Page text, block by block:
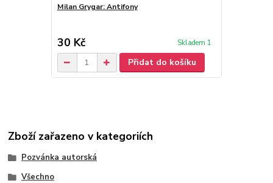
Milan Grygar: Antifony
30 Kč Skladem 1
Přidat do košíku
Zboží zařazeno v kategoriích
Pozvánka autorská
Všechno